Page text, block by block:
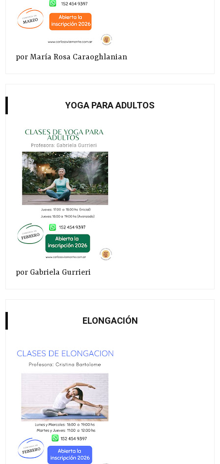
por María Rosa Caraoghlanian
YOGA PARA ADULTOS
por Gabriela Gurrieri
ELONGACIÓN